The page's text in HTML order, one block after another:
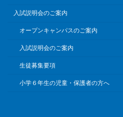
入試説明会のご案内
オープンキャンパスのご案内
入試説明会のご案内
生徒募集要項
小学６年生の児童・保護者の方へ